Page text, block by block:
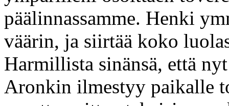
päälinnassamme. Henki
väärin, ja siirtää koko
Harmillista sinänsä, että
Aronkin ilmestyy paikalle